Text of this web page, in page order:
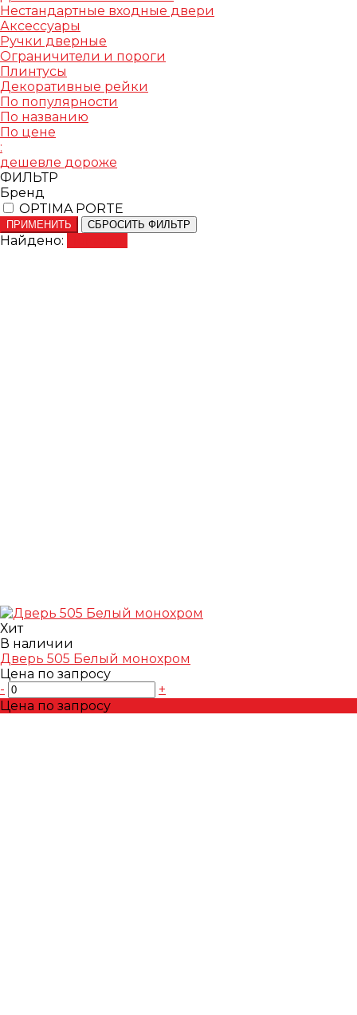
Нестандартные входные двери
Аксессуары
Ручки дверные
Ограничители и пороги
Плинтусы
Декоративные рейки
По популярности
По названию
По цене
:
дешевле дороже
ФИЛЬТР
Бренд
OPTIMA PORTE
ПРИМЕНИТЬ СБРОСИТЬ ФИЛЬТР
Найдено:
Хит
В наличии
Дверь 505 Белый монохром
Цена по запросу
-
+
Цена по запросу